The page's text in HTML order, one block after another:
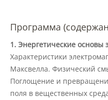
Федеральные
Условия труда на
Программа
1. Энергетические основы
Характеристики
Максвелла. Физический
Поглощение и
поля в вещественных